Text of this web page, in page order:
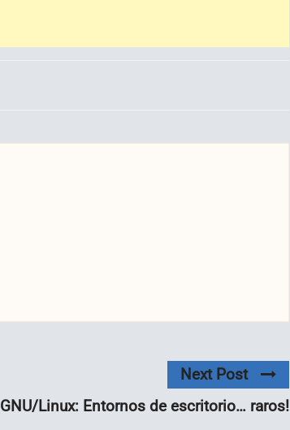
Next Post
GNU/Linux: Entornos de escritorio… raros!